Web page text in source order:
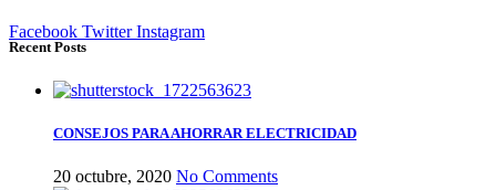
Facebook Twitter Instagram
Recent Posts
CONSEJOS PARA AHORRAR ELECTRICIDAD
20 octubre, 2020 No Comments